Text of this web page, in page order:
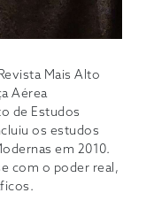
Mais Alto
Aérea
de Estudos
os estudos
em 2010.
com o poder real,